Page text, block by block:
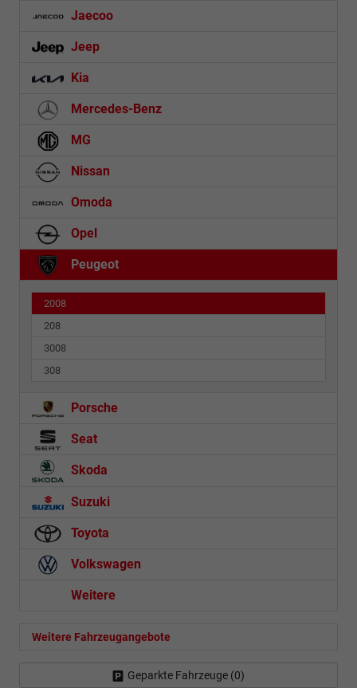
Jaecoo
Jeep
Kia
Mercedes-Benz
MG
Nissan
Omoda
Opel
Peugeot
2008
208
3008
308
Porsche
Seat
Skoda
Suzuki
Toyota
Volkswagen
Weitere
Weitere Fahrzeugangebote
Geparkte Fahrzeuge (0)